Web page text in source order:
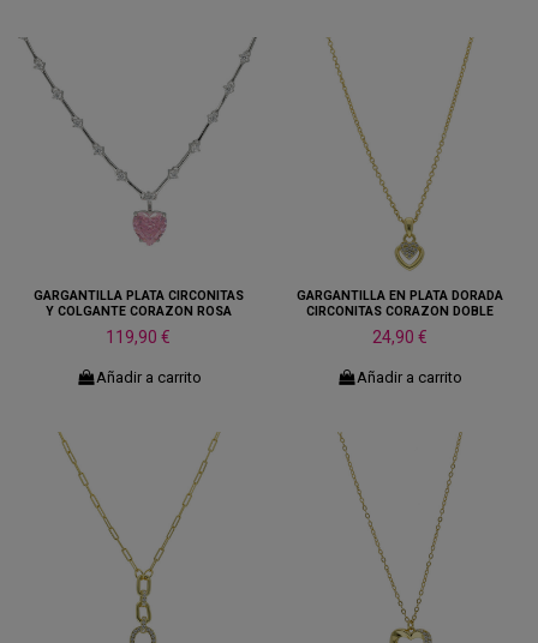
GARGANTILLA PLATA CIRCONITAS
Y COLGANTE CORAZON ROSA
119,90 €
Añadir a carrito
GARGANTILLA EN PLATA DORADA
CIRCONITAS CORAZON DOBLE
24,90 €
Añadir a carrito